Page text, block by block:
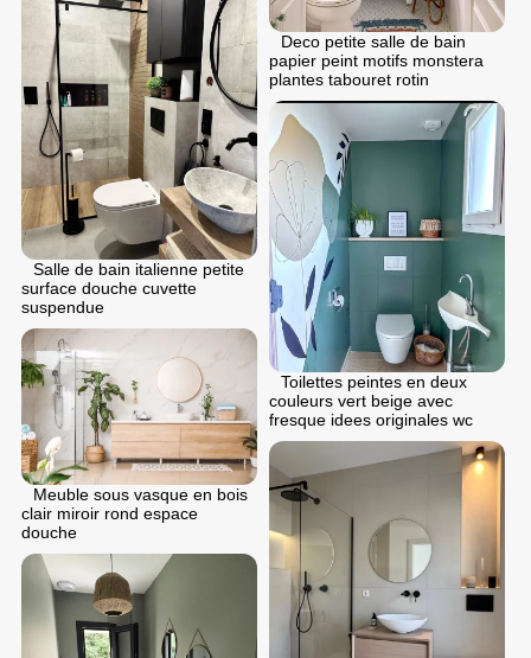
Deco petite salle de bain
papier peint motifs monstera
plantes tabouret rotin
Salle de bain italienne petite
surface douche cuvette
suspendue
Toilettes peintes en deux
couleurs vert beige avec
fresque idees originales wc
Meuble sous vasque en bois
clair miroir rond espace
douche